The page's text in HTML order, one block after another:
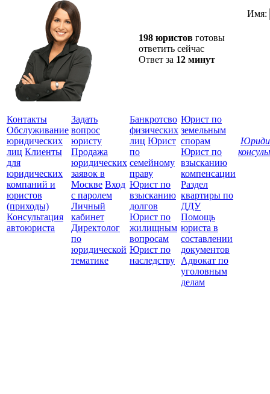
198 юристов готовы
ответить сейчас
Ответ за 12 минут
Имя:
Контакты
Обслуживание
юридических
лиц Клиенты
для
юридических
компаний и
юристов
(приходы)
Консультация
автоюриста
Задать
вопрос
юристу
Продажа
юридических
заявок в
Москве Вход
с паролем
Личный
кабинет
Директолог
по
юридической
тематике
Банкротсво
физических
лиц Юрист
по
семейному
праву
Юрист по
взысканию
долгов
Юрист по
жилищным
вопросам
Юрист по
наследству
Юрист по
земельным
спорам
Юрист по
взысканию
компенсации
Раздел
квартиры по
ДДУ
Помощь
юриста в
составлении
документов
Адвокат по
уголовным
делам